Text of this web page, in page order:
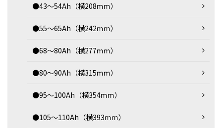
●43～54Ah（横208ｍｍ）
●55～65Ah（横242ｍｍ）
●68～80Ah（横277ｍｍ）
●80～90Ah（横315ｍｍ）
●95～100Ah（横354ｍｍ）
●105～110Ah（横393ｍｍ）